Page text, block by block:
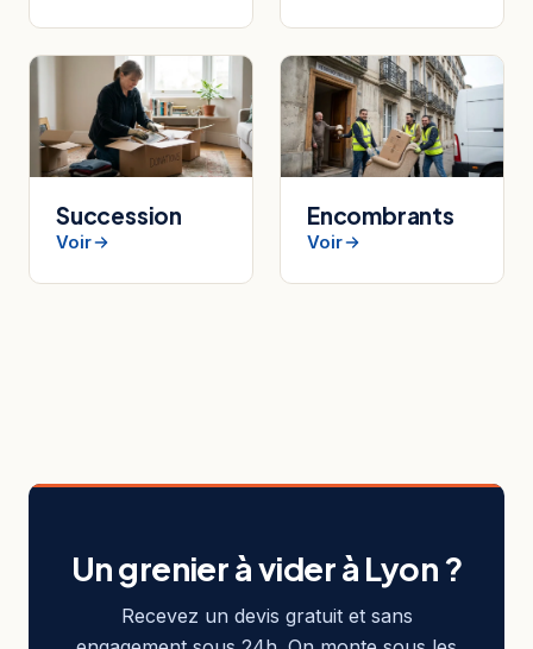
Succession
Voir
Encombrants
Voir
Un grenier à vider à Lyon ?
Recevez un devis gratuit et sans